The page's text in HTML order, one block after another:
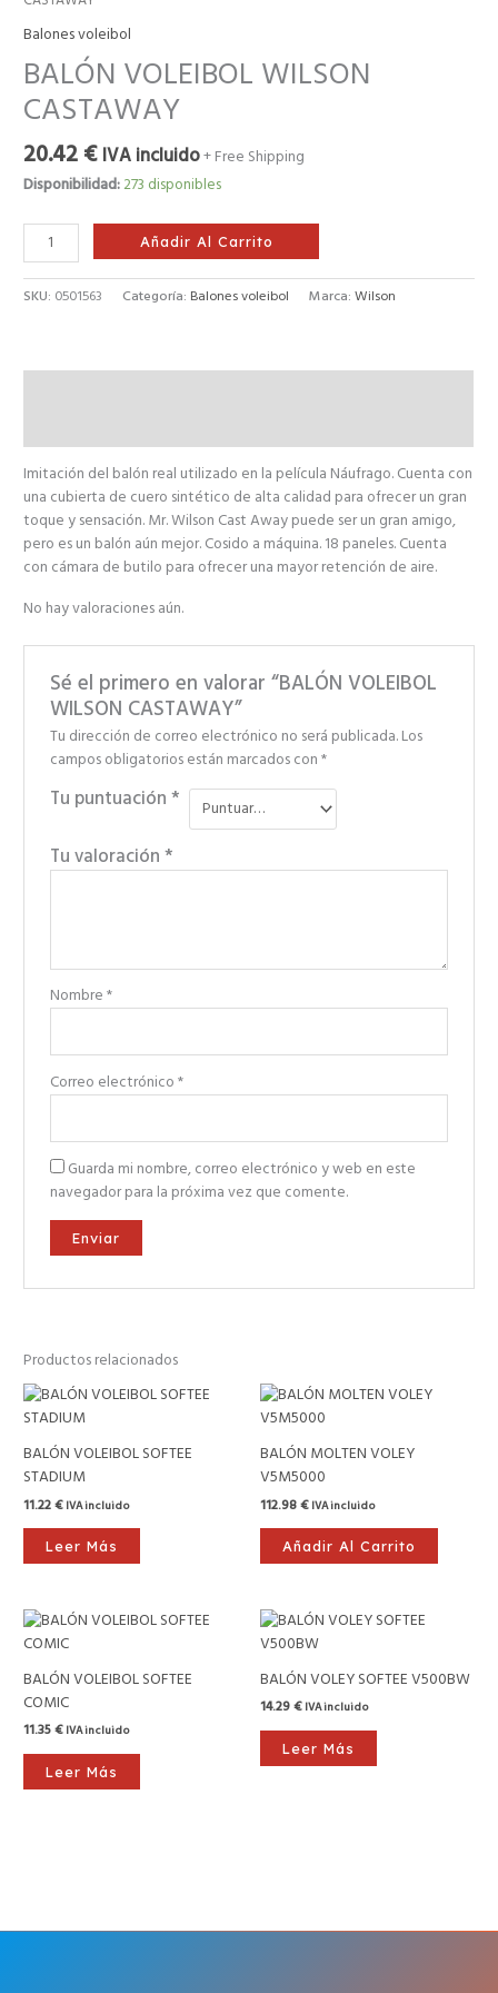
Balones voleibol
BALÓN VOLEIBOL WILSON
CASTAWAY
20.42€ IVA incluido+ Free Shipping
Disponibilidad:273 disponibles
Añadir Al Carrito
SKU: 0501563 Categoría: Balones voleibol Marca:Wilson
Imitación del balón real utilizado en la película Náufrago. Cuenta con
una cubierta de cuero sintético de alta calidad para ofrecer un gran
toque y sensación. Mr. Wilson Cast Away puede ser un gran amigo,
pero es un balón aún mejor. Cosido a máquina. 18 paneles. Cuenta
con cámara de butilo para ofrecer una mayor retención de aire.
No hay valoraciones aún.
Sé el primero en valorar “BALÓN VOLEIBOL
WILSON CASTAWAY”
Tu dirección de correo electrónico no será publicada.Los
campos obligatorios están marcados con*
Tu puntuación*
Tu valoración*
Nombre*
Correo electrónico*
Guarda mi nombre, correo electrónico y web en este
navegador para la próxima vez que comente.
Productos relacionados
BALÓN VOLEIBOL SOFTEE
STADIUM
11.22€ IVA incluido
Leer Más
BALÓN MOLTEN VOLEY
V5M5000
112.98€ IVA incluido
Añadir Al Carrito
BALÓN VOLEIBOL SOFTEE
COMIC
11.35€ IVA incluido
Leer Más
BALÓN VOLEY SOFTEE V500BW
14.29€ IVA incluido
Leer Más